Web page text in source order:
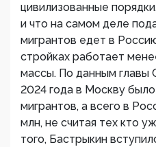
цивилизованные
и что на самом деле
мигрантов едет в
стройках работает
массы. По данным главы
2024 года в Москву
мигрантов, а всего в
млн, не считая тех кто
того, Бастрыкин